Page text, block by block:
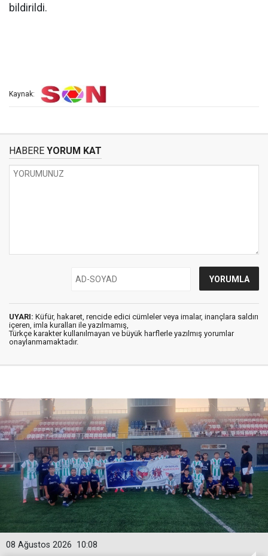
bildirildi.
Kaynak:
HABERE YORUM KAT
UYARI: Küfür, hakaret, rencide edici cümleler veya imalar, inançlara saldırı
içeren, imla kuralları ile yazılmamış,
Türkçe karakter kullanılmayan ve büyük harflerle yazılmış yorumlar
onaylanmamaktadır.
10:08
08 Ağustos 2026